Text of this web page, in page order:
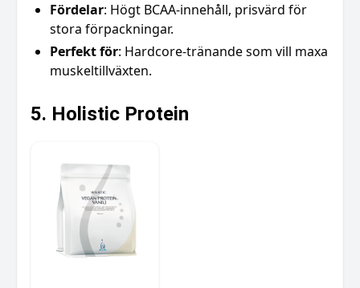
Fördelar: Högt BCAA-innehåll, prisvärd för
stora förpackningar.
Perfekt för: Hardcore-tränande som vill maxa
muskeltillväxten.
5. Holistic Protein